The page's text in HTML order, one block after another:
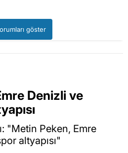
göster
Denizli ve
"Metin Peken, Emre
altyapısı"